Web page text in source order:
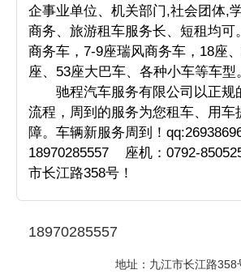
企事业单位、机关部门,社会团体,
商务、旅游租车服务长、短租均可
商务车，7-9座瑞风商务车，18座
座、53座大巴车、各种小车等车型
驰程汽车服务有限公司以正规
流程，周到的服务为您租车、用车
障。车辆新服务周到！
18970285557 座机：0792-
市长江路358号！
18970285557
地址：九江市长江路358